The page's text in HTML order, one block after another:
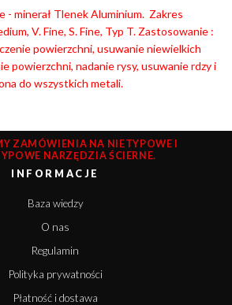
- minerał Tlenek Aluminium. Zakres
V. Fine, S. Fine, Typ T. Zastosowanie :
powierzchni, usuwanie niewielkich
powierzchni, nadanie rysy, usuwanie rdzy i
do wszystkich metali.
ZAMÓWIENIA NA NIETYPOWE I
NARZĘDZIA ŚCIERNE.
INFORMACJE
Baza wiedzy
O nas
Regulamin
Polityka prywatności
Płatność i dostawa